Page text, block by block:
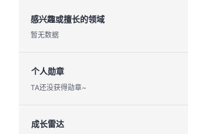
感兴趣或擅长的领域
暂无数据
个人勋章
TA还没获得勋章~
成长雷达